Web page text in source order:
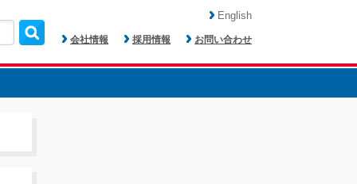
会社情報 採用情報 お問い合わせ
English